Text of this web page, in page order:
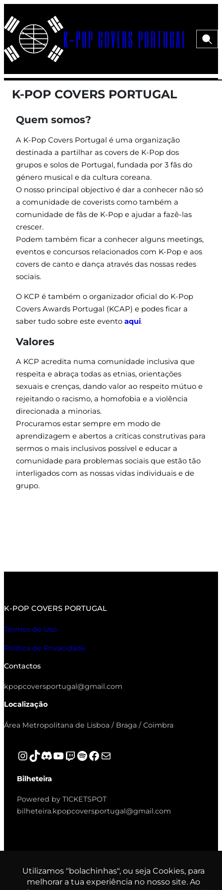
para
conteúdo
K-POP COVERS PORTUGAL Menu>
K-POP COVERS PORTUGAL
Quem somos?
A K-Pop Covers Portugal é uma organização
destinada a partilhar as covers de K-Pop dos
grupos e solos de Portugal, fundada por 3 fãs do
género musical e da cultura coreana.
O nosso principal objectivo é dar a conhecer não só
a comunidade de coverists como também a
comunidade de fãs de K-Pop e ajudar a fazê-las
crescer.
Podem também ficar a conhecer alguns meetings,
eventos e concursos relacionados com K-Pop e aos
covers de canto e dança através das nossas redes
sociais.
O KCP é também o organizador oficial do K-Pop
Covers Awards Portugal (KCAP) e podes ficar a
saber tudo sobre este evento aqui.
Valores
A KCP acredita numa comunidade inclusiva que
respeita e abraça todas as etnias, orientações
sexuais e crenças, dando valor ao respeito mútuo e
rejeitando o racismo, a homofobia e a violência
direcionada a minorias.
Procuramos estar sempre em modo de
aprendizagem e abertos a críticas construtivas para
sermos o mais inclusivos possível e educar a
comunidade para problemas sociais que estão tão
interligados com as nossas vidas individuais e de
grupo.
K-POP COVERS PORTUGAL
Termos de Uso
Política de Privacidade
Contactos
kpopcoversportugal@gmail.com
Localização
Área Metropolitana de Lisboa / Braga / Coimbra
Instagram
TikTok
Discord
YouTube
Twitch
Spotify
Facebook
Mail
Bilheteira
Powered by TICKETSPOT
bilheteira.kpopcoversportugal@gmail.com